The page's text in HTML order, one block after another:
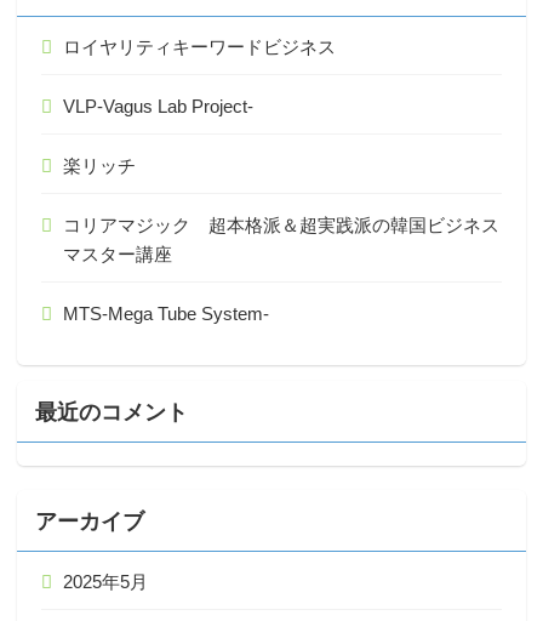
ロイヤリティキーワードビジネス
VLP-Vagus Lab Project-
楽リッチ
コリアマジック 超本格派＆超実践派の韓国ビジネス
マスター講座
MTS-Mega Tube System-
最近のコメント
アーカイブ
2025年5月